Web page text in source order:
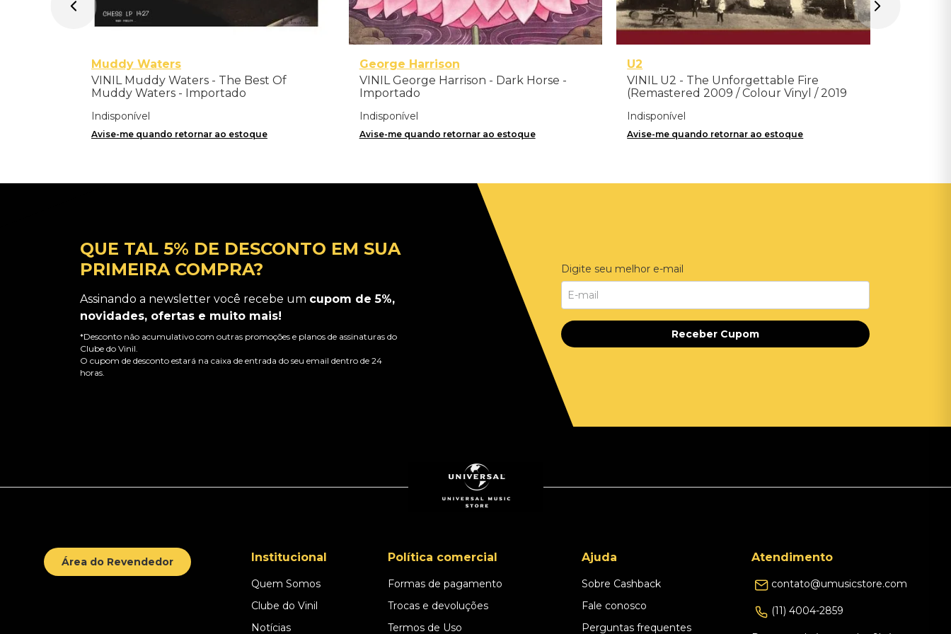
Muddy Waters
VINIL Muddy Waters - The Best Of
Muddy Waters - Importado
Indisponível
Avise-me quando retornar ao estoque
George Harrison
VINIL George Harrison - Dark Horse -
Importado
Indisponível
Avise-me quando retornar ao estoque
U2
VINIL U2 - The Unforgettable Fire
(Remastered 2009 / Colour Vinyl / 2019
Indisponível
Avise-me quando retornar ao estoque
QUE TAL 5% DE DESCONTO EM SUA
PRIMEIRA COMPRA?
Assinando a newsletter você recebe um cupom de 5%,
novidades, ofertas e muito mais!
*Desconto não acumulativo com outras promoções e planos de assinaturas do
Clube do Vinil.
O cupom de desconto estará na caixa de entrada do seu email dentro de 24
horas.
Digite seu melhor e-mail
Receber Cupom
Área do Revendedor Institucional
Quem Somos
Clube do Vinil
Notícias
Política comercial
Formas de pagamento
Trocas e devoluções
Termos de Uso
Ajuda
Sobre Cashback
Fale conosco
Perguntas frequentes
Atendimento
contato@umusicstore.com
(11) 4004-2859